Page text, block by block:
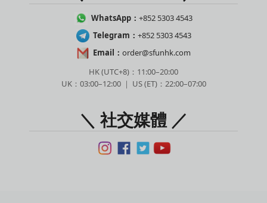
WhatsApp： +852 5303 4543
Telegram： +852 5303 4543
Email： order@sfunhk.com
HK (UTC+8)：11:00–20:00
UK：03:00–12:00 ｜ US (ET)：22:00–07:00
＼ 社交媒體 ／